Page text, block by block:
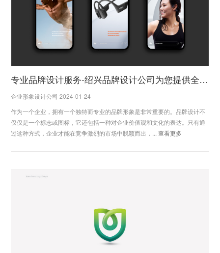
专业品牌设计服务-绍兴品牌设计公司为您提供全方位解决方案
企业形象设计公司 2024-01-24
作为一个企业，拥有一个独特而专业的品牌形象是非常重要的。品牌设计不
仅仅是一个标志或图标，它还包括一种对企业价值观和文化的表达。只有通
过这种方式，企业才能在竞争激烈的市场中脱颖而出，...查看更多